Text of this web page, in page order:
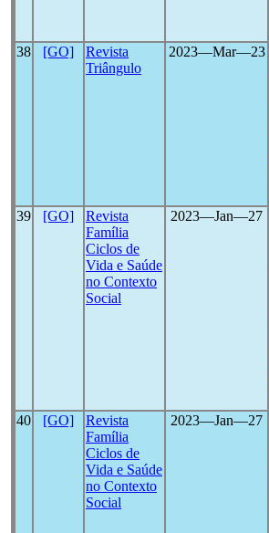
38 [GO]
Revista
Triângulo
2023―Mar―23
39 [GO]
Revista
Família
Ciclos de
Vida e Saúde
no Contexto
Social
2023―Jan―27
40 [GO]
Revista
Família
Ciclos de
Vida e Saúde
no Contexto
Social
2023―Jan―27